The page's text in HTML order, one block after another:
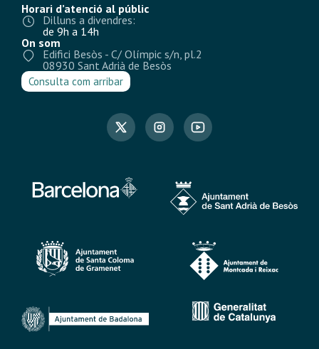
Horari d’atenció al públic
Dilluns a divendres:
de 9h a 14h
On som
Edifici Besòs - C/ Olímpic s/n, pl.2
08930 Sant Adrià de Besòs
Consulta com arribar